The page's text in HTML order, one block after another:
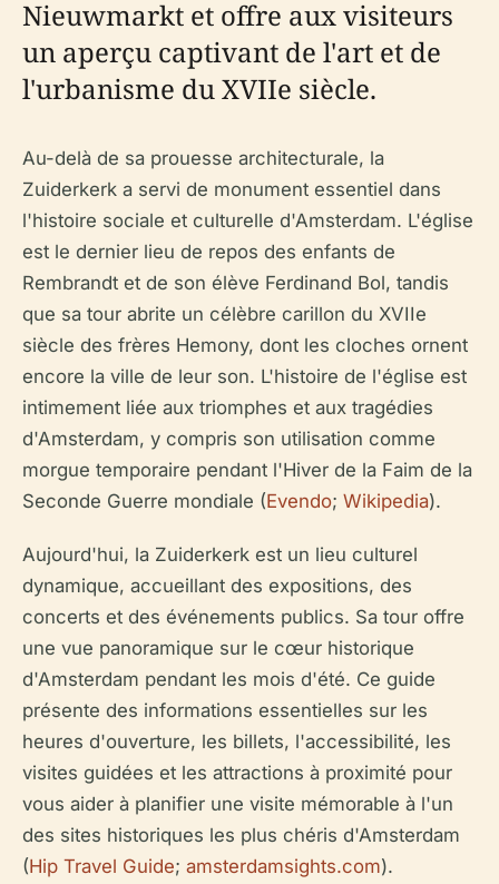
Nieuwmarkt et offre aux visiteurs
un aperçu captivant de l'art et de
l'urbanisme du XVIIe siècle.
Au-delà de sa prouesse architecturale, la
Zuiderkerk a servi de monument essentiel dans
l'histoire sociale et culturelle d'Amsterdam. L'église
est le dernier lieu de repos des enfants de
Rembrandt et de son élève Ferdinand Bol, tandis
que sa tour abrite un célèbre carillon du XVIIe
siècle des frères Hemony, dont les cloches ornent
encore la ville de leur son. L'histoire de l'église est
intimement liée aux triomphes et aux tragédies
d'Amsterdam, y compris son utilisation comme
morgue temporaire pendant l'Hiver de la Faim de la
Seconde Guerre mondiale (Evendo; Wikipedia).
Aujourd'hui, la Zuiderkerk est un lieu culturel
dynamique, accueillant des expositions, des
concerts et des événements publics. Sa tour offre
une vue panoramique sur le cœur historique
d'Amsterdam pendant les mois d'été. Ce guide
présente des informations essentielles sur les
heures d'ouverture, les billets, l'accessibilité, les
visites guidées et les attractions à proximité pour
vous aider à planifier une visite mémorable à l'un
des sites historiques les plus chéris d'Amsterdam
(Hip Travel Guide; amsterdamsights.com).